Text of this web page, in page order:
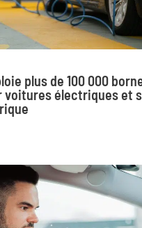
plus de 100 000
voitures électriques et